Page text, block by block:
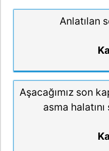
Anlatılan
Aşacağımız son
asma